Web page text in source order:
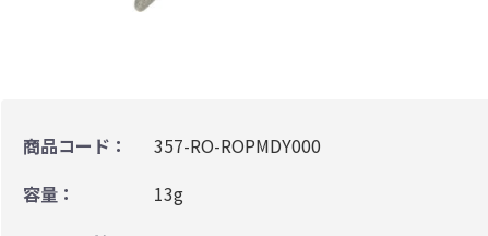
商品コード：
357-RO-ROPMDY000
容量：
13g